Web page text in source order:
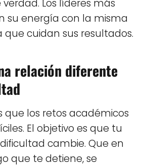
Los líderes más
su energía con la misma
que cuidan sus resultados.
relación diferente
que los retos académicos
El objetivo es que tu
cambie. Que en
que te detiene, se